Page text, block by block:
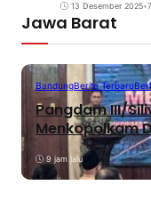
13 Desember 2025•
Jawa Barat
BandungBerita Terbaru
Pangdam III/
Menkopolkam
9 jam lalu